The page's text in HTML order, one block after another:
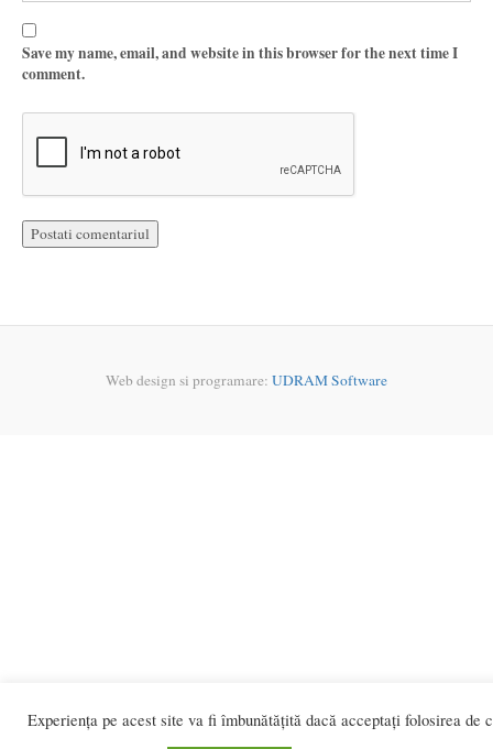
Save my name, email, and website in this browser for the next time I
comment.
Web design si programare: UDRAM Software
Experiența pe acest site va fi îmbunătățită dacă acceptați folosirea de